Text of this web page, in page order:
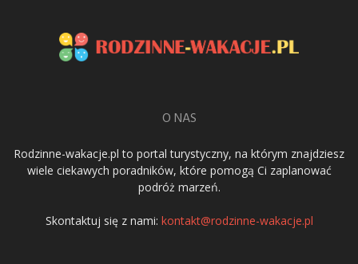
O NAS
Rodzinne-wakacje.pl to portal turystyczny, na którym znajdziesz
wiele ciekawych poradników, które pomogą Ci zaplanować
podróż marzeń.
Skontaktuj się z nami: kontakt@rodzinne-wakacje.pl